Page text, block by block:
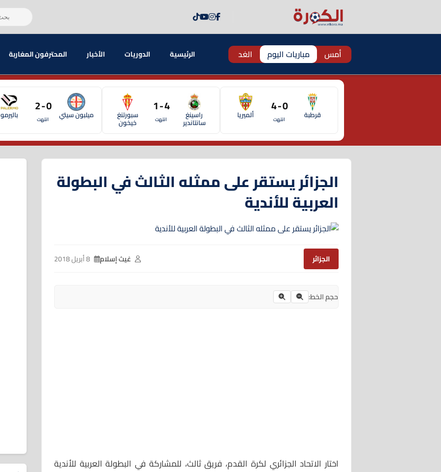
أمس مباريات اليوم الغد الرئيسية الدوريات الأخبار المحترفون المغاربة
قرطبة 0 - 4
انتهت ألميريا راسينغ
سانتاندير
4 - 1
انتهت سبورتنغ
خيخون
ميلبون سيتي 0 - 2
انتهت باليرمو
الجزائر يستقر على ممثله الثالث في البطولة
العربية للأندية
الجزائر غيث إسلام
حجم الخط:
اختار الاتحاد الجزائري لكرة القدم، فريق ثالث، للمشاركة في البطولة العربية للأندية